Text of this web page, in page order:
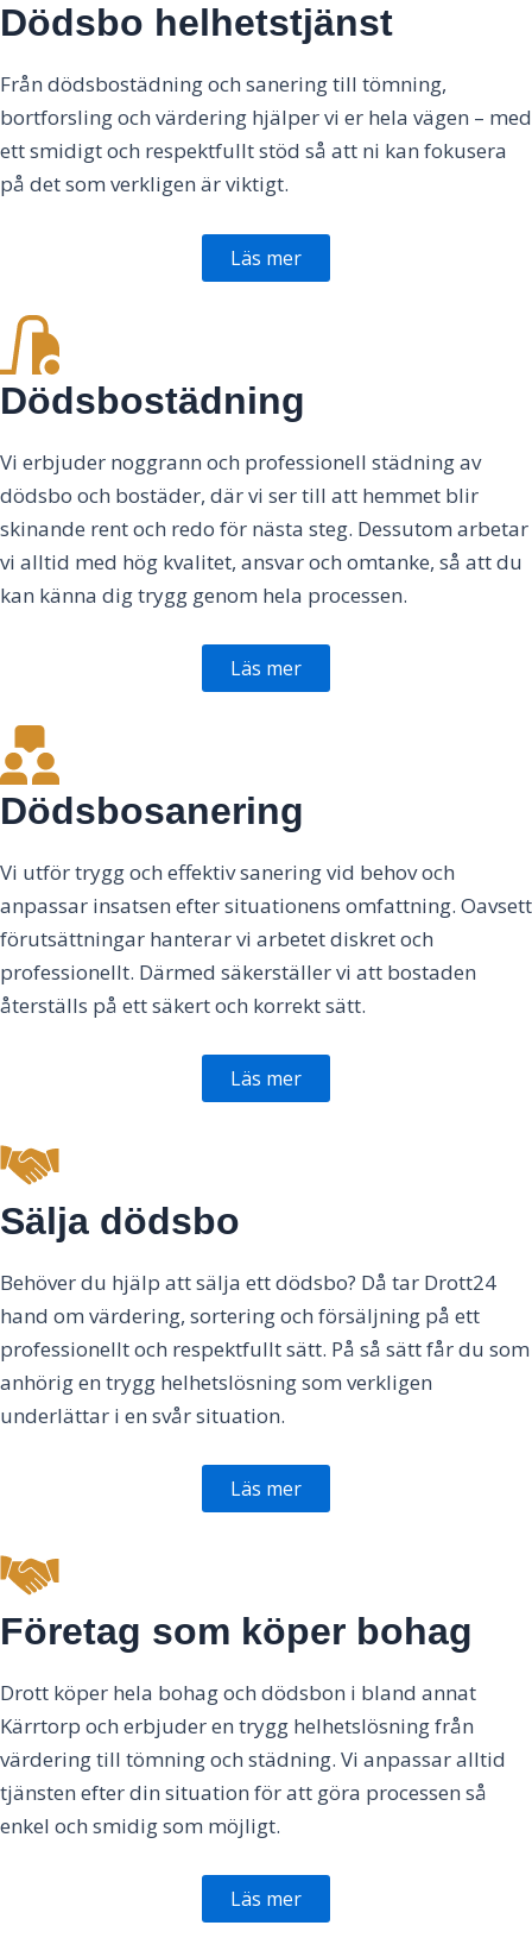
Dödsbo helhetstjänst
Från dödsbostädning och sanering till tömning,
bortforsling och värdering hjälper vi er hela vägen – med
ett smidigt och respektfullt stöd så att ni kan fokusera
på det som verkligen är viktigt.
Läs mer
Dödsbostädning
Vi erbjuder noggrann och professionell städning av
dödsbo och bostäder, där vi ser till att hemmet blir
skinande rent och redo för nästa steg. Dessutom arbetar
vi alltid med hög kvalitet, ansvar och omtanke, så att du
kan känna dig trygg genom hela processen.
Läs mer
Dödsbosanering
Vi utför trygg och effektiv sanering vid behov och
anpassar insatsen efter situationens omfattning. Oavsett
förutsättningar hanterar vi arbetet diskret och
professionellt. Därmed säkerställer vi att bostaden
återställs på ett säkert och korrekt sätt.
Läs mer
Sälja dödsbo
Behöver du hjälp att sälja ett dödsbo? Då tar Drott24
hand om värdering, sortering och försäljning på ett
professionellt och respektfullt sätt. På så sätt får du som
anhörig en trygg helhetslösning som verkligen
underlättar i en svår situation.
Läs mer
Företag som köper bohag
Drott köper hela bohag och dödsbon i bland annat
Kärrtorp och erbjuder en trygg helhetslösning från
värdering till tömning och städning. Vi anpassar alltid
tjänsten efter din situation för att göra processen så
enkel och smidig som möjligt.
Läs mer